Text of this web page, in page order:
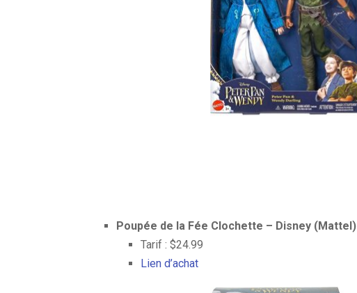
Poupée de la Fée Clochette – Disney (Mattel)
Tarif : $24.99
Lien d’achat